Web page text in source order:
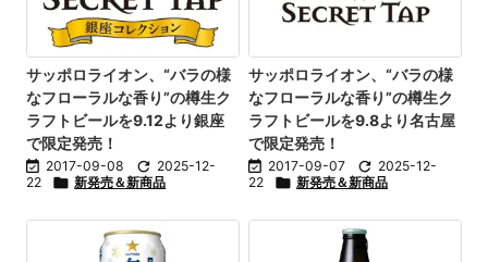
サッポロライオン、“バラの様
なフローラルな香り”の樽生ク
ラフトビールを9.12より銀座
で限定発売！
 2017-09-08  2025-12-
22
 新発売＆新商品
サッポロライオン、“バラの様
なフローラルな香り”の樽生ク
ラフトビールを9.8より名古屋
で限定発売！
 2017-09-07  2025-12-
22
 新発売＆新商品